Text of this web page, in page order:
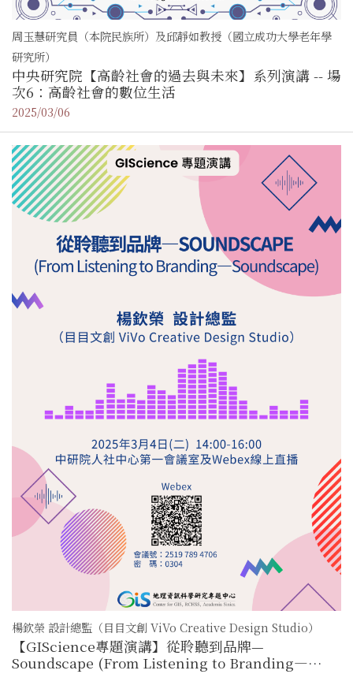
周玉慧研究員（本院民族所）及邱靜如教授（國立成功大學老年學
研究所）
中央研究院【高齡社會的過去與未來】系列演講 -- 場
次6：高齡社會的數位生活
2025/03/06
楊欽榮 設計總監（目目文創 ViVo Creative Design Studio）
【GIScience專題演講】從聆聽到品牌—
Soundscape (From Listening to Branding—